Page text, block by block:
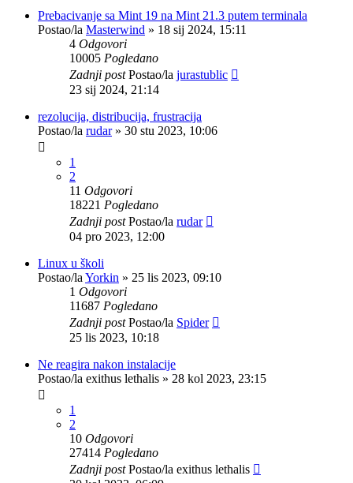
Prebacivanje sa Mint 19 na Mint 21.3 putem terminala
Postao/la Masterwind » 18 sij 2024, 15:11
4 Odgovori
10005 Pogledano
Zadnji postPostao/la jurastublic
23 sij 2024, 21:14
rezolucija, distribucija, frustracija
Postao/la rudar» 30 stu 2023, 10:06
1
2
11 Odgovori
18221 Pogledano
Zadnji postPostao/la rudar
04 pro 2023, 12:00
Linux u školi
Postao/la Yorkin » 25 lis 2023, 09:10
1 Odgovori
11687 Pogledano
Zadnji postPostao/la Spider
25 lis 2023, 10:18
Ne reagira nakon instalacije
Postao/la exithus lethalis » 28 kol 2023, 23:15
1
2
10 Odgovori
27414 Pogledano
Zadnji postPostao/la exithus lethalis